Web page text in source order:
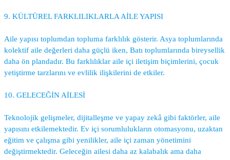
9. KÜLTÜREL FARKLILIKLARLA AİLE YAPISI
Aile yapısı toplumdan topluma farklılık gösterir. Asya toplumlarında
kolektif aile değerleri daha güçlü iken, Batı toplumlarında bireysellik
daha ön plandadır. Bu farklılıklar aile içi iletişim biçimlerini, çocuk
yetiştirme tarzlarını ve evlilik ilişkilerini de etkiler.
10. GELECEĞİN AİLESİ
Teknolojik gelişmeler, dijitalleşme ve yapay zekâ gibi faktörler, aile
yapısını etkilemektedir. Ev içi sorumlulukların otomasyonu, uzaktan
eğitim ve çalışma gibi yenilikler, aile içi zaman yönetimini
değiştirmektedir. Geleceğin ailesi daha az kalabalık ama daha